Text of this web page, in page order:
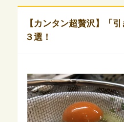
【カンタン超贅沢】「
３選！